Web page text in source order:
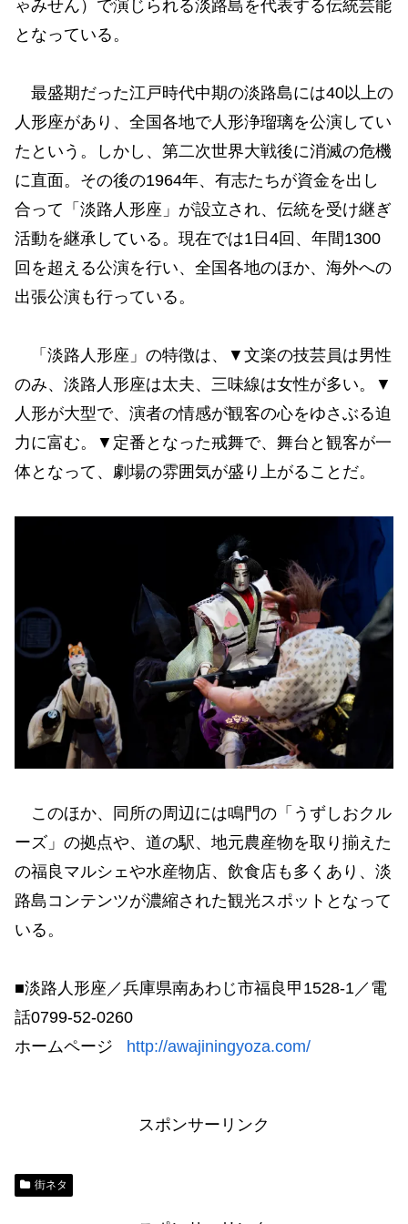
ゃみせん）で演じられる淡路島を代表する伝統芸能
となっている。
最盛期だった江戸時代中期の淡路島には40以上の
人形座があり、全国各地で人形浄瑠璃を公演してい
たという。しかし、第二次世界大戦後に消滅の危機
に直面。その後の1964年、有志たちが資金を出し
合って「淡路人形座」が設立され、伝統を受け継ぎ
活動を継承している。現在では1日4回、年間1300
回を超える公演を行い、全国各地のほか、海外への
出張公演も行っている。
「淡路人形座」の特徴は、▼文楽の技芸員は男性
のみ、淡路人形座は太夫、三味線は女性が多い。▼
人形が大型で、演者の情感が観客の心をゆさぶる迫
力に富む。▼定番となった戒舞で、舞台と観客が一
体となって、劇場の雰囲気が盛り上がることだ。
このほか、同所の周辺には鳴門の「うずしおクル
ーズ」の拠点や、道の駅、地元農産物を取り揃えた
の福良マルシェや水産物店、飲食店も多くあり、淡
路島コンテンツが濃縮された観光スポットとなって
いる。
■淡路人形座／兵庫県南あわじ市福良甲1528-1／電
話0799-52-0260
ホームページ http://awajiningyoza.com/
スポンサーリンク
街ネタ